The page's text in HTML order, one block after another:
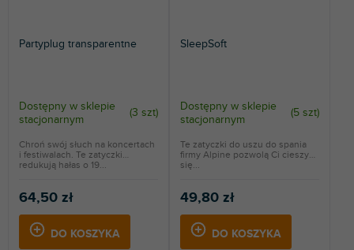
Partyplug transparentne
Dostępny w sklepie
stacjonarnym
(3 szt)
64,50 zł
DO KOSZYKA
Chroń swój słuch na koncertach
i festiwalach. Te zatyczki
redukują hałas o 19...
SleepSoft
Dostępny w sklepie
stacjonarnym
(5 szt)
49,80 zł
DO KOSZYKA
Te zatyczki do uszu do spania
firmy Alpine pozwolą Ci cieszyć
się...